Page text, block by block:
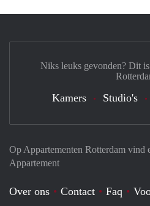
Op Appartementen Rotterdam
Appartement
Over ons Contact Faq
Niks leuks gevonden? Dit
Kamers Studio's